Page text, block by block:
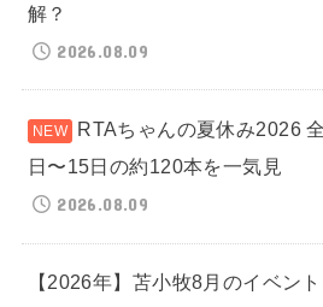
解？
2026.08.09
RTAちゃんの夏休み2026
日〜15日の約120本を一気見
2026.08.09
【2026年】苫小牧8月のイベン